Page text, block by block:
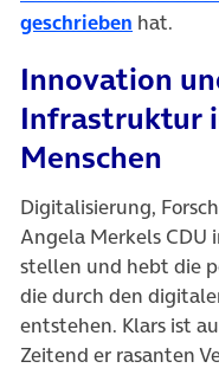
geschrieben (öffnet in
hat.
Innovation
Infrastruktur
Menschen
Digitalisierung,
Angela Merkels CDU
stellen und hebt die
die durch den
entstehen. Klars ist
Zeitend er rasanten